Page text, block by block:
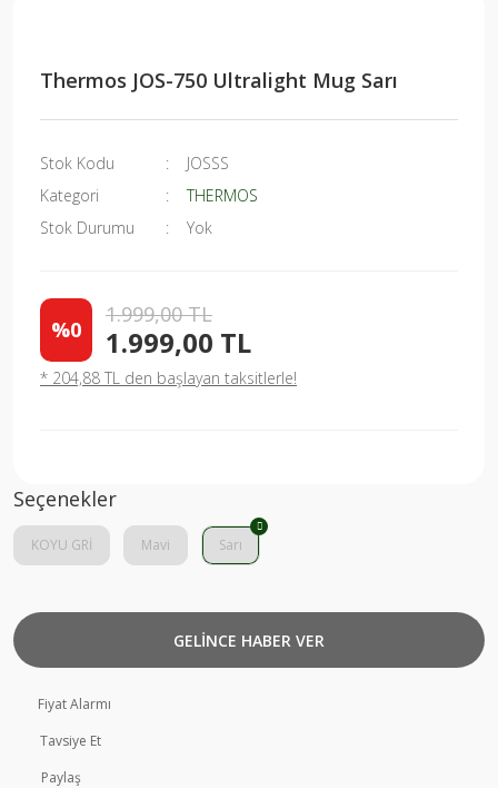
Thermos JOS-750 Ultralight Mug Sarı
Stok Kodu
JOSSS
Kategori
THERMOS
Stok Durumu
Yok
%0
1.999,00 TL
1.999,00 TL
* 204,88 TL den başlayan taksitlerle!
Seçenekler
KOYU GRİ Mavi Sarı
GELİNCE HABER VER
Fiyat Alarmı
Tavsiye Et
Paylaş